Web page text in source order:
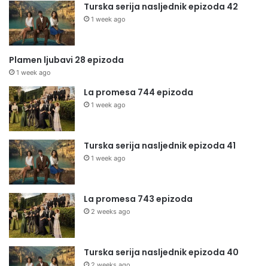
Turska serija nasljednik epizoda 42
1 week ago
Plamen ljubavi 28 epizoda
1 week ago
La promesa 744 epizoda
1 week ago
Turska serija nasljednik epizoda 41
1 week ago
La promesa 743 epizoda
2 weeks ago
Turska serija nasljednik epizoda 40